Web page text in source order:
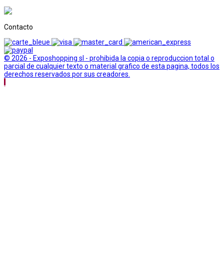
Contacto
© 2026 - Exposhopping sl - prohibida la copia o reproduccion total o
parcial de cualquier texto o material grafico de esta pagina, todos los
derechos reservados por sus creadores.